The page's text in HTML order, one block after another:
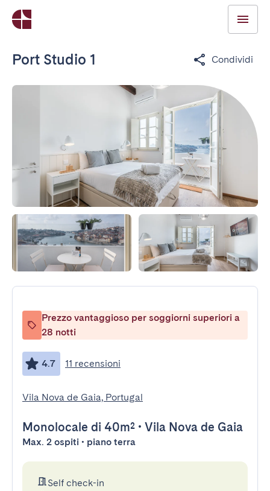
Port Studio 1 Condividi
Prezzo vantaggioso per soggiorni superiori a
28 notti
4.7 11 recensioni
Vila Nova de Gaia, Portugal
Monolocale di 40m² • Vila Nova de Gaia
Max. 2 ospiti • piano terra
Self check-in